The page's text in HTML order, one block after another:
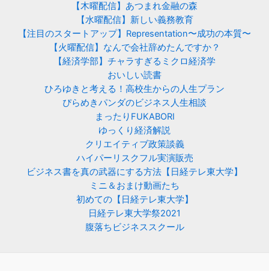
【木曜配信】あつまれ金融の森
【水曜配信】新しい義務教育
【注目のスタートアップ】Representation〜成功の本質〜
【火曜配信】なんで会社辞めたんですか？
【経済学部】チャラすぎるミクロ経済学
おいしい読書
ひろゆきと考える！高校生からの人生プラン
ぴらめきパンダのビジネス人生相談
まったりFUKABORI
ゆっくり経済解説
クリエイティブ政策談義
ハイパーリスクフル実演販売
ビジネス書を真の武器にする方法【日経テレ東大学】
ミニ＆おまけ動画たち
初めての【日経テレ東大学】
日経テレ東大学祭2021
腹落ちビジネススクール